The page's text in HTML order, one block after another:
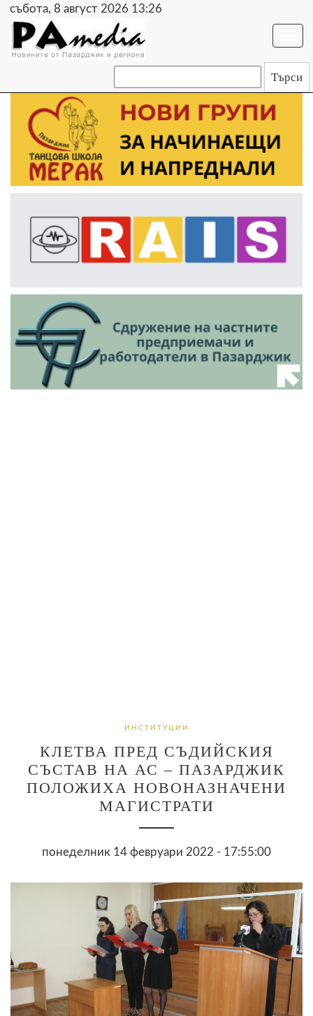
събота, 8 август 2026 13:26
ИНСТИТУЦИИ
КЛЕТВА ПРЕД СЪДИЙСКИЯ
СЪСТАВ НА АС – ПАЗАРДЖИК
ПОЛОЖИХА НОВОНАЗНАЧЕНИ
МАГИСТРАТИ
понеделник 14 февруари 2022 - 17:55:00